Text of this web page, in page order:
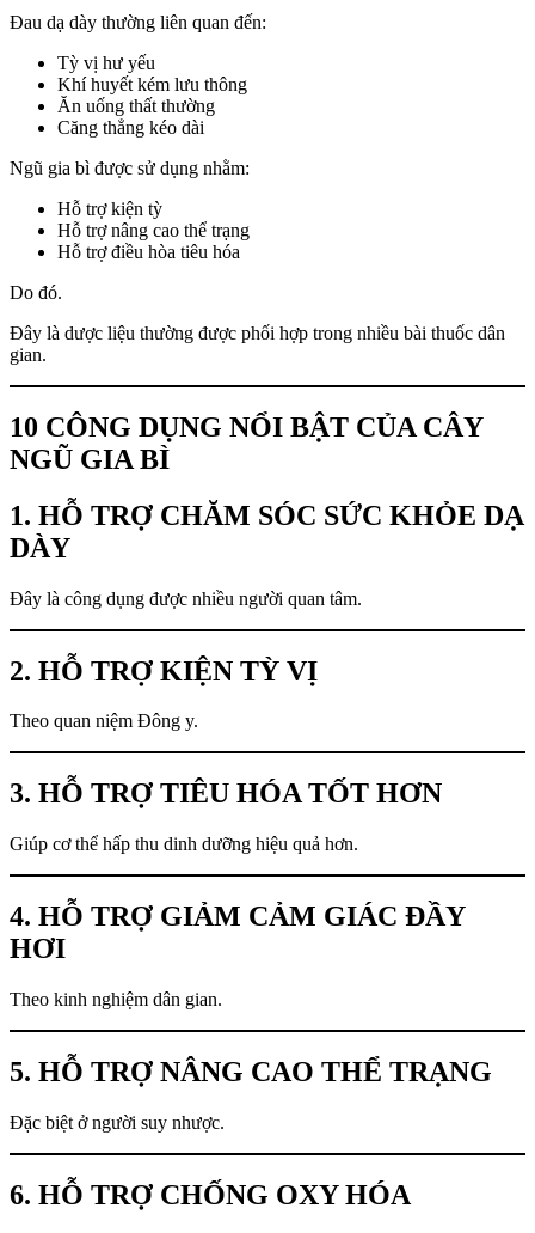
Đau dạ dày thường liên quan đến:
Tỳ vị hư yếu
Khí huyết kém lưu thông
Ăn uống thất thường
Căng thẳng kéo dài
Ngũ gia bì được sử dụng nhằm:
Hỗ trợ kiện tỳ
Hỗ trợ nâng cao thể trạng
Hỗ trợ điều hòa tiêu hóa
Do đó.
Đây là dược liệu thường được phối hợp trong nhiều bài thuốc dân
gian.
10 CÔNG DỤNG NỔI BẬT CỦA CÂY
NGŨ GIA BÌ
1. HỖ TRỢ CHĂM SÓC SỨC KHỎE DẠ
DÀY
Đây là công dụng được nhiều người quan tâm.
2. HỖ TRỢ KIỆN TỲ VỊ
Theo quan niệm Đông y.
3. HỖ TRỢ TIÊU HÓA TỐT HƠN
Giúp cơ thể hấp thu dinh dưỡng hiệu quả hơn.
4. HỖ TRỢ GIẢM CẢM GIÁC ĐẦY
HƠI
Theo kinh nghiệm dân gian.
5. HỖ TRỢ NÂNG CAO THỂ TRẠNG
Đặc biệt ở người suy nhược.
6. HỖ TRỢ CHỐNG OXY HÓA